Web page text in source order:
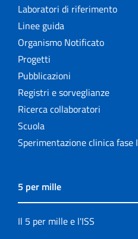
Laboratori di riferimento
Linee guida
Organismo Notificato
Progetti
Pubblicazioni
Registri e sorveglianze
Ricerca collaboratori
Scuola
Sperimentazione clinica fase I
5 per mille
Il 5 per mille e l'ISS